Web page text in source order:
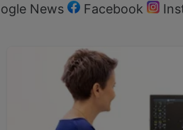
News Facebook